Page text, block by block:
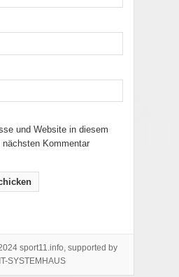
und Website in diesem
nächsten Kommentar
sport11.info, supported by
SYSTEMHAUS